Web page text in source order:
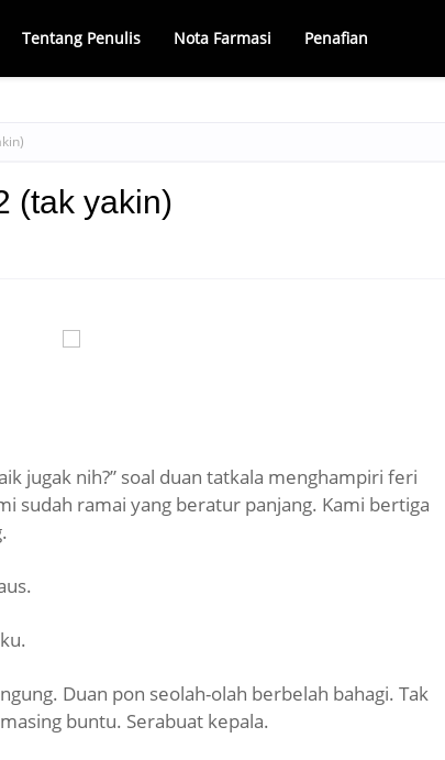
Tentang Penulis Nota Farmasi Penafian
(tak yakin)
jugak nih?” soal duan tatkala menghampiri feri
sudah ramai yang beratur panjang. Kami bertiga
Duan pon seolah-olah berbelah bahagi. Tak
buntu. Serabuat kepala.